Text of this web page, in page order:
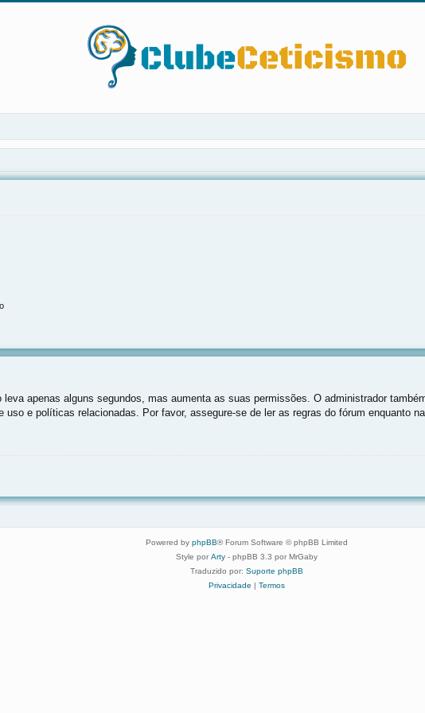
apenas alguns segundos, mas aumenta as suas permissões. O administrador
e políticas relacionadas. Por favor, assegure-se de ler as regras do fórum enquanto
Powered by phpBB® Forum Software © phpBB Limited
Style por Arty - phpBB 3.3 por MrGaby
Traduzido por: Suporte phpBB
Privacidade
Termos